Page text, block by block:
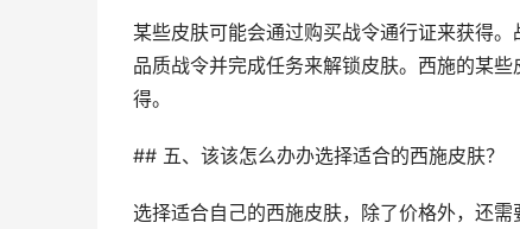
某些皮肤可能会通过购买战令通行证来获得
品质战令并完成任务来解锁皮肤。西施的某
得。
## 五、该该怎么办办选择适合的西施皮肤？
选择适合自己的西施皮肤，除了价格外，还需